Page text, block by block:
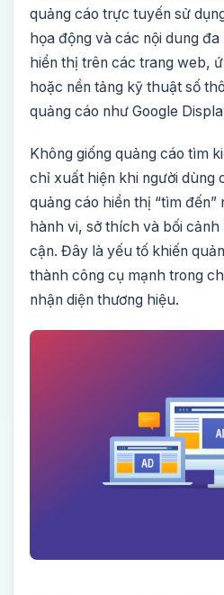
quảng cáo trực tuyến sử
họa động và các nội dung
hiển thị trên các trang web,
hoặc nền tảng kỹ thuật số
quảng cáo như Google
Không giống quảng cáo tìm
chỉ xuất hiện khi người dùng
quảng cáo hiển thị “tìm đến”
hành vi, sở thích và bối
cận. Đây là yếu tố khiến
thành công cụ mạnh trong
nhận diện thương hiệu.